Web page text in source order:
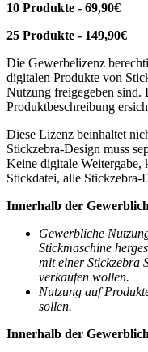
10 Produkte - 69,90€
25 Produkte - 149,90€
Die Gewerbelizenz
digitalen Produkte von
Nutzung freigegeben sind.
Produktbeschreibung
Diese Lizenz beinhaltet
Stickzebra-Design muss
Keine digitale Weitergabe,
Stickdatei, alle Stickzebra-
Innerhalb der
Gewerbliche
Stickmaschine
mit einer Stickzebra
verkaufen wollen.
Nutzung auf
sollen.
Innerhalb der